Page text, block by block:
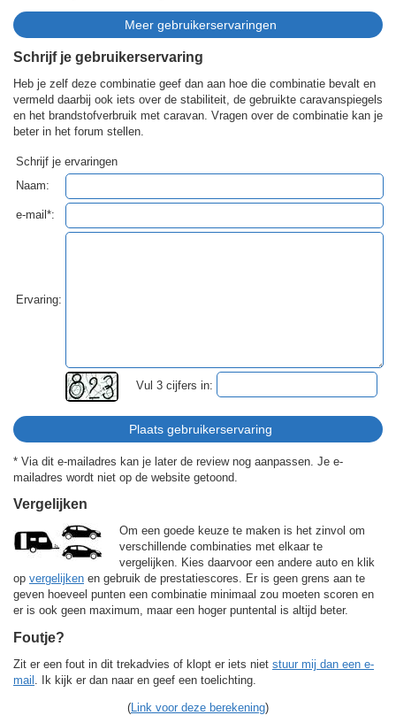
Schrijf je gebruikerservaring
Heb je zelf deze combinatie geef dan aan hoe die combinatie bevalt en
vermeld daarbij ook iets over de stabiliteit, de gebruikte caravanspiegels
en het brandstofverbruik met caravan. Vragen over de combinatie kan je
beter in het forum stellen.
Schrijf je ervaringen
Naam:
e-mail*:
Ervaring:
Vul 3 cijfers in:
* Via dit e-mailadres kan je later de review nog aanpassen. Je e-
mailadres wordt niet op de website getoond.
Vergelijken
Om een goede keuze te maken is het zinvol om
verschillende combinaties met elkaar te
vergelijken. Kies daarvoor een andere auto en klik
op vergelijken en gebruik de prestatiescores. Er is geen grens aan te
geven hoeveel punten een combinatie minimaal zou moeten scoren en
er is ook geen maximum, maar een hoger puntental is altijd beter.
Foutje?
Zit er een fout in dit trekadvies of klopt er iets niet stuur mij dan een e-
mail
. Ik kijk er dan naar en geef een toelichting.
( Link voor deze berekening)